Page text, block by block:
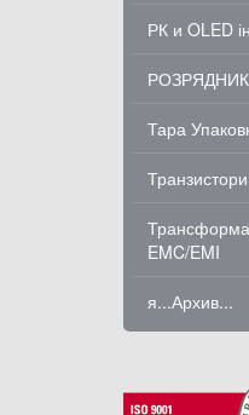
РК и OLED
Тара
Транзистори
EMC/EMI
я...Архив...